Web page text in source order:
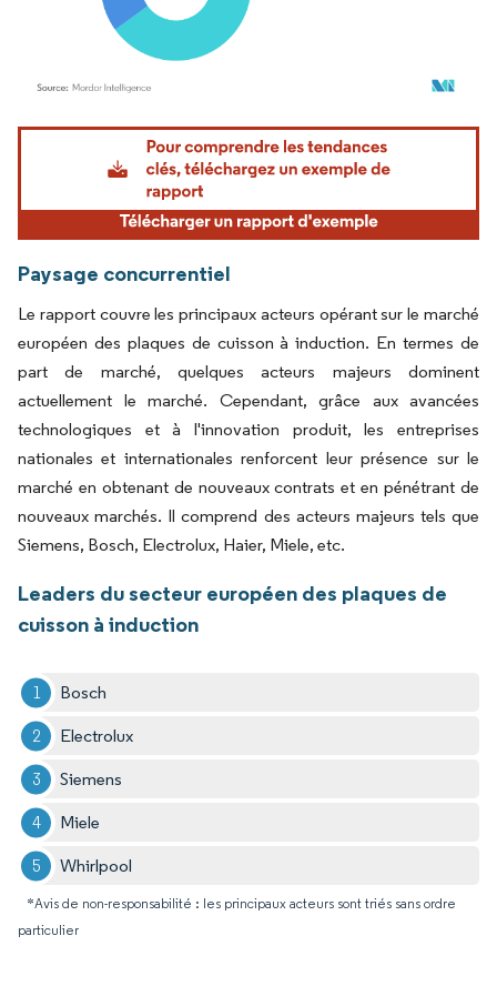
Image © Mordor Intelligence. La réutilisation nécessite une attribution sous CC BY
Paysage concurrentiel
Le rapport couvre les principaux acteurs opérant sur le marché
européen des plaques de cuisson à induction. En termes de
part de marché, quelques acteurs majeurs dominent
actuellement le marché. Cependant, grâce aux avancées
technologiques et à l'innovation produit, les entreprises
nationales et internationales renforcent leur présence sur le
marché en obtenant de nouveaux contrats et en pénétrant de
nouveaux marchés. Il comprend des acteurs majeurs tels que
Siemens, Bosch, Electrolux, Haier, Miele, etc.
Leaders du secteur européen des plaques de
cuisson à induction
Bosch
Electrolux
Siemens
Miele
Whirlpool
*Avis de non-responsabilité : les principaux acteurs sont triés sans ordre
particulier